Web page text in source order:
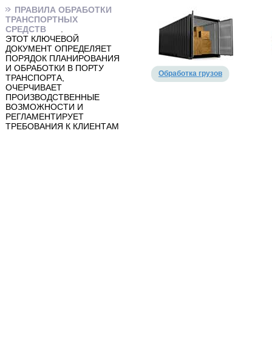
Обработка грузов
ПРАВИЛА ОБРАБОТКИ
ТРАНСПОРТНЫХ
СРЕДСТВ
ЭТОТ КЛЮЧЕВОЙ
ДОКУМЕНТ ОПРЕДЕЛЯЕТ
ПОРЯДОК ПЛАНИРОВАНИЯ
И ОБРАБОТКИ В ПОРТУ
ТРАНСПОРТА,
ОЧЕРЧИВАЕТ
ПРОИЗВОДСТВЕННЫЕ
ВОЗМОЖНОСТИ И
РЕГЛАМЕНТИРУЕТ
ТРЕБОВАНИЯ К КЛИЕНТАМ